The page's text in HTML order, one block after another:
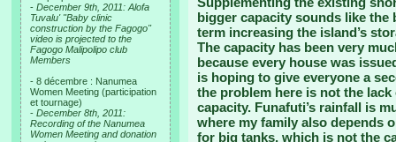
- December 9th, 2011: Alofa
Tuvalu' "Baby clinic
construction by the Fagogo"
video is projected to the
Fagogo Malipolipo club
Members
- 8 décembre : Nanumea
Women Meeting (participation
et tournage)
- December 8th, 2011:
Recording of the Nanumea
Women Meeting and donation
bigger capacity sounds like
term increasing the island’s
The capacity has been very
because every house was
is hoping to give everyone a
the problem here is not the
capacity. Funafuti’s rainfall is
where my family also depends
for big tanks, which is not the